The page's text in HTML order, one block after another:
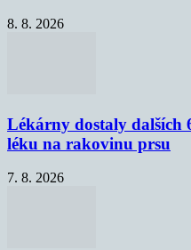
8. 8. 2026
Lékárny dostaly dalších
léku na rakovinu prsu
7. 8. 2026